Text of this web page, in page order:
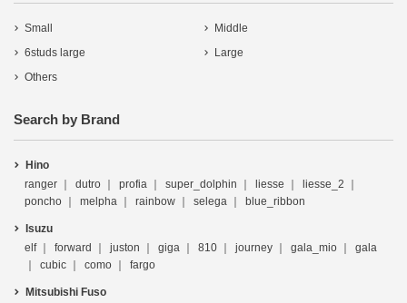
Small
Middle
6studs large
Large
Others
Search by Brand
Hino
ranger
dutro profia super_dolphin liesse
liesse_2
poncho
melpha rainbow selega blue_ribbon
Isuzu
elf
forward juston giga 810 journey gala_mio
gala
cubic
como fargo
Mitsubishi Fuso